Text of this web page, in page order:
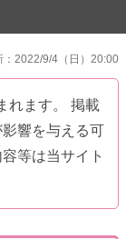
：2022/9/4（日）20:00
れます。 掲載
響を与える可
等は当サイト